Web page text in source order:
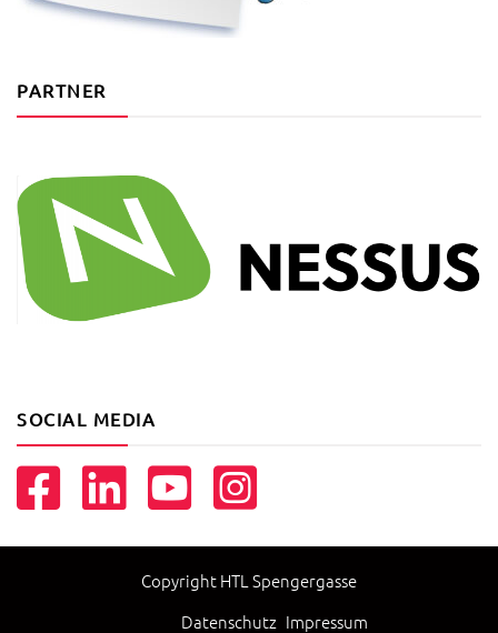
PARTNER
SOCIAL MEDIA
Copyright HTL Spengergasse
Datenschutz Impressum